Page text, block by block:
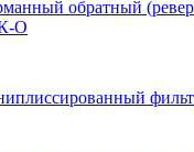
обратный
О